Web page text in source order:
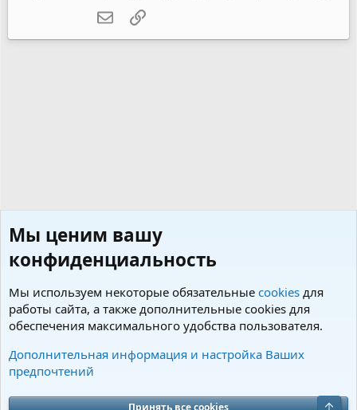
Электронная почта
Ссылка
Поездки с собаками (правила ввоза и вывоза за рубе
Cookies Charm by DCom
Обратная связь
Условия и правила
Мы ценим вашу
конфиденциальность
Мы используем некоторые обязательные cookies для
работы сайта, а также дополнительные cookies для
обеспечения максимального удобства пользователя.
Дополнительная информация и настройка Ваших
предпочтений
Принять все cookies Верх